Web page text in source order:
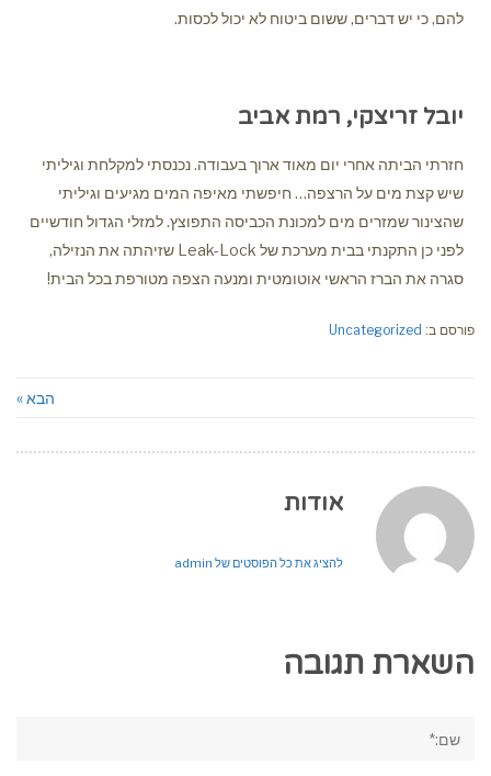
להם, כי יש דברים, ששום ביטוח לא יכול לכסות.
יובל זריצקי, רמת אביב
חזרתי הביתה אחרי יום מאוד ארוך בעבודה. נכנסתי למקלחת וגיליתי
שיש קצת מים על הרצפה… חיפשתי מאיפה המים מגיעים וגיליתי
שהצינור שמזרים מים למכונת הכביסה התפוצץ. למזלי הגדול חודשיים
לפני כן התקנתי בבית מערכת של Leak-Lock שזיהתה את הנזילה,
סגרה את הברז הראשי אוטומטית ומנעה הצפה מטורפת בכל הבית!
פורסם ב: Uncategorized
הבא »
אודות
להציג את כל הפוסטים של admin
השארת תגובה